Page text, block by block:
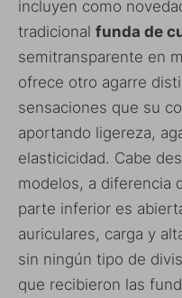
incluyen como
tradicional funda de
semitransparente en
ofrece otro agarre
sensaciones que su
aportando ligereza,
elasticicidad. Cabe
modelos, a diferencia
parte inferior es
auriculares, carga y
sin ningún tipo de
que recibieron las